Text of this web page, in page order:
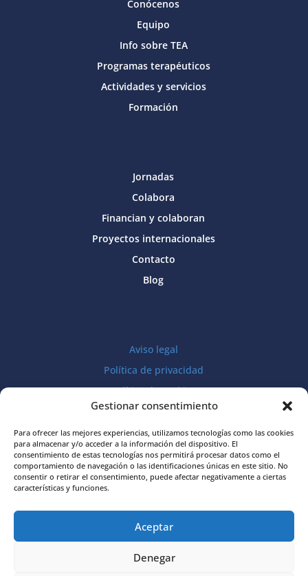
Gestionar consentimiento
Para ofrecer las mejores experiencias, utilizamos tecnologías como las cookies
para almacenar y/o acceder a la información del dispositivo. El
consentimiento de estas tecnologías nos permitirá procesar datos como el
comportamiento de navegación o las identificaciones únicas en este sitio. No
consentir o retirar el consentimiento, puede afectar negativamente a ciertas
características y funciones.
Aceptar
Denegar
Conócenos
Equipo
Info sobre TEA
Programas terapéuticos
Actividades y servicios
Formación
Jornadas
Colabora
Financian y colaboran
Proyectos internacionales
Contacto
Blog
Aviso legal
Política de privacidad
Política de cookies
Asperger Alicante-TEA
(ASPALI)